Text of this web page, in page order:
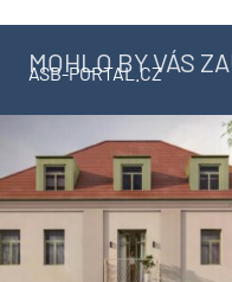
MOHLO BY VÁS
ASB-PORTAL.CZ